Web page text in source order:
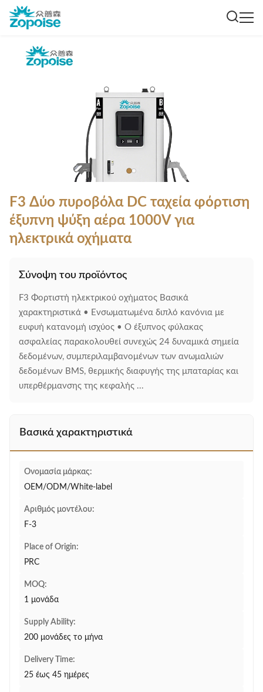
F3 Δύο πυροβόλα DC ταχεία φόρτιση
έξυπνη ψύξη αέρα 1000V για
ηλεκτρικά οχήματα
Σύνοψη του προϊόντος
F3 Φορτιστή ηλεκτρικού οχήματος Βασικά
χαρακτηριστικά • Ενσωματωμένα διπλό κανόνια με
ευφυή κατανομή ισχύος • Ο έξυπνος φύλακας
ασφαλείας παρακολουθεί συνεχώς 24 δυναμικά σημεία
δεδομένων, συμπεριλαμβανομένων των ανωμαλιών
δεδομένων BMS, θερμικής διαφυγής της μπαταρίας και
υπερθέρμανσης της κεφαλής ...
Βασικά χαρακτηριστικά
Ονομασία μάρκας:
OEM/ODM/White-label
Αριθμός μοντέλου:
F-3
Place of Origin:
PRC
MOQ:
1 μονάδα
Supply Ability:
200 μονάδες το μήνα
Delivery Time:
25 έως 45 ημέρες